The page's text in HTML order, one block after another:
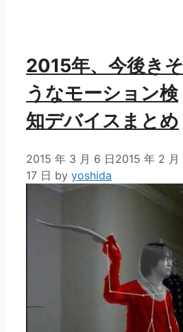
2015年、今後きそ
うなモーション検
知デバイスまとめ
2015 年 3 月 6 日2015 年 2 月
17 日 by yoshida